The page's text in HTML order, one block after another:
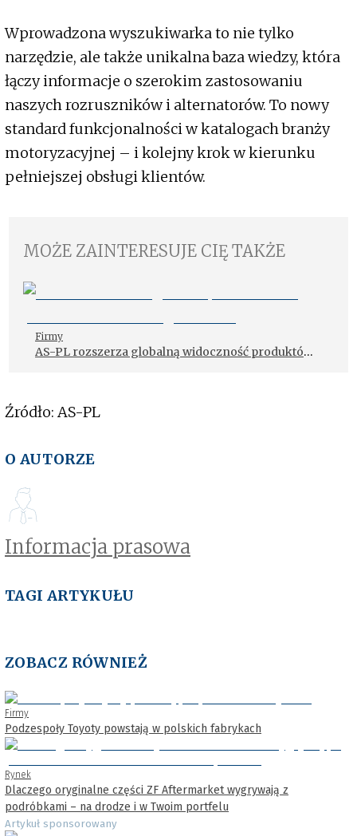
Wprowadzona wyszukiwarka to nie tylko
narzędzie, ale także unikalna baza wiedzy, która
łączy informacje o szerokim zastosowaniu
naszych rozruszników i alternatorów. To nowy
standard funkcjonalności w katalogach branży
motoryzacyjnej – i kolejny krok w kierunku
pełniejszej obsługi klientów.
MOŻE ZAINTERESUJE CIĘ TAKŻE
Firmy
AS-PL rozszerza globalną widoczność produktów
Źródło: AS-PL
O AUTORZE
Informacja prasowa
TAGI ARTYKUŁU
ZOBACZ RÓWNIEŻ
Firmy
Podzespoły Toyoty powstają w polskich fabrykach
Rynek
Dlaczego oryginalne części ZF Aftermarket wygrywają z
podróbkami – na drodze i w Twoim portfelu
Artykuł sponsorowany